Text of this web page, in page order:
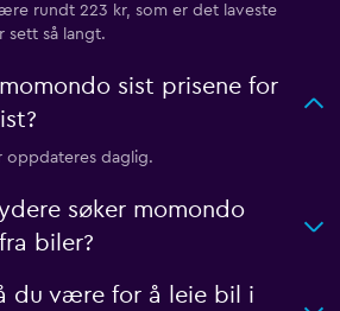
rundt 223 kr, som er det laveste
sett så langt.
sist prisene for
oppdateres daglig.
søker momondo
biler?
du være for å leie bil i